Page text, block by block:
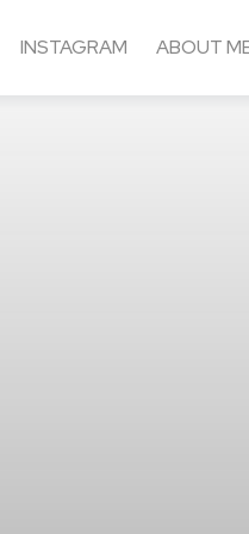
INSTAGRAM ABOUT